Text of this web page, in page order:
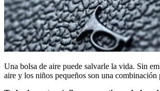
​Una bolsa de aire puede salvarle la vida. Sin
aire y los niños pequeños son una combinación